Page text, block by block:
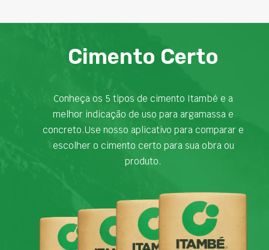
Cimento Certo
Conheça os 5 tipos de cimento Itambé e a
melhor indicação de uso para argamassa e
concreto.Use nosso aplicativo para comparar e
escolher o cimento certo para sua obra ou
produto.